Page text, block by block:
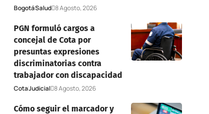
BogotáSalud 8 Agosto, 2026
PGN formuló cargos a
concejal de Cota por
presuntas expresiones
discriminatorias contra
trabajador con discapacidad
CotaJudicial 8 Agosto, 2026
Cómo seguir el marcador y